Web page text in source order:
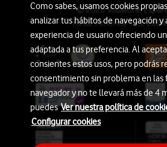
© 2026 Vodafone
Avda. América 115,
Como sabes, usamos cookies
analizar tus hábitos de navegación y
experiencia de usuario ofreciendo
adaptada a tus preferencia. Al
consientes estos usos, pero podrás
consentimiento sin problema en las
navegador y no te llevará más de 4
puedesVer nuestra política de
Configurar cookies